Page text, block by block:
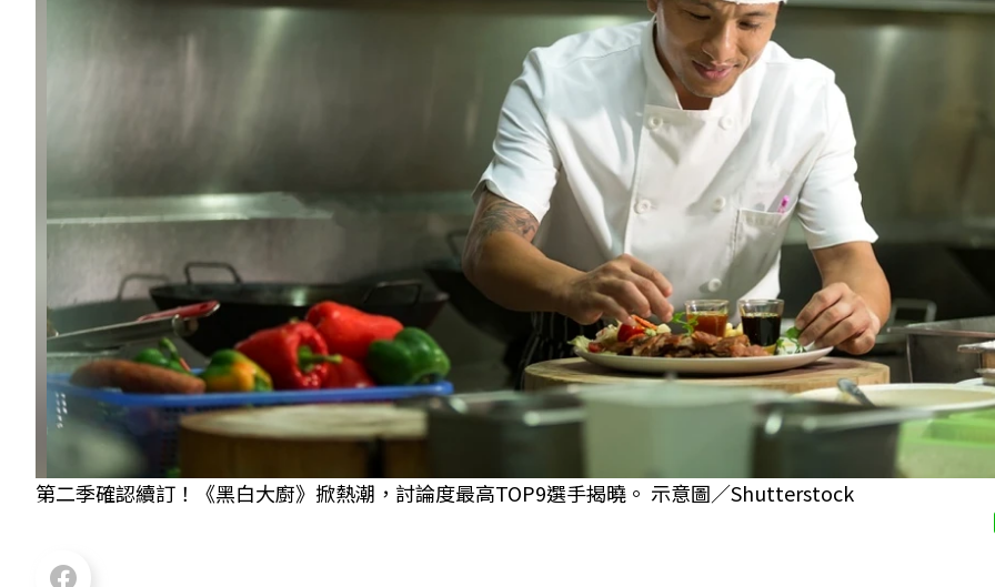
第二季確認續訂！《黑白大廚》掀熱潮，討論度最高TOP9選手揭曉。 示意圖／Shutterstock